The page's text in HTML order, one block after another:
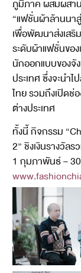
ภูมิภาค ผสมผสา
“แฟชั่นผ้าล้านนา
เพื่อพัฒนาส่งเสริ
ระดับผ้าแฟชั่นขอ
นักออกแบบของจั
ประเทศ ซึ่งจะน
ไทย รวมถึงเปิดช่
ต่างประเทศ
ทั้งนี้ กิจกรรม
2” ชิงเงินรางวัล
1 กุมภาพันธ์ –